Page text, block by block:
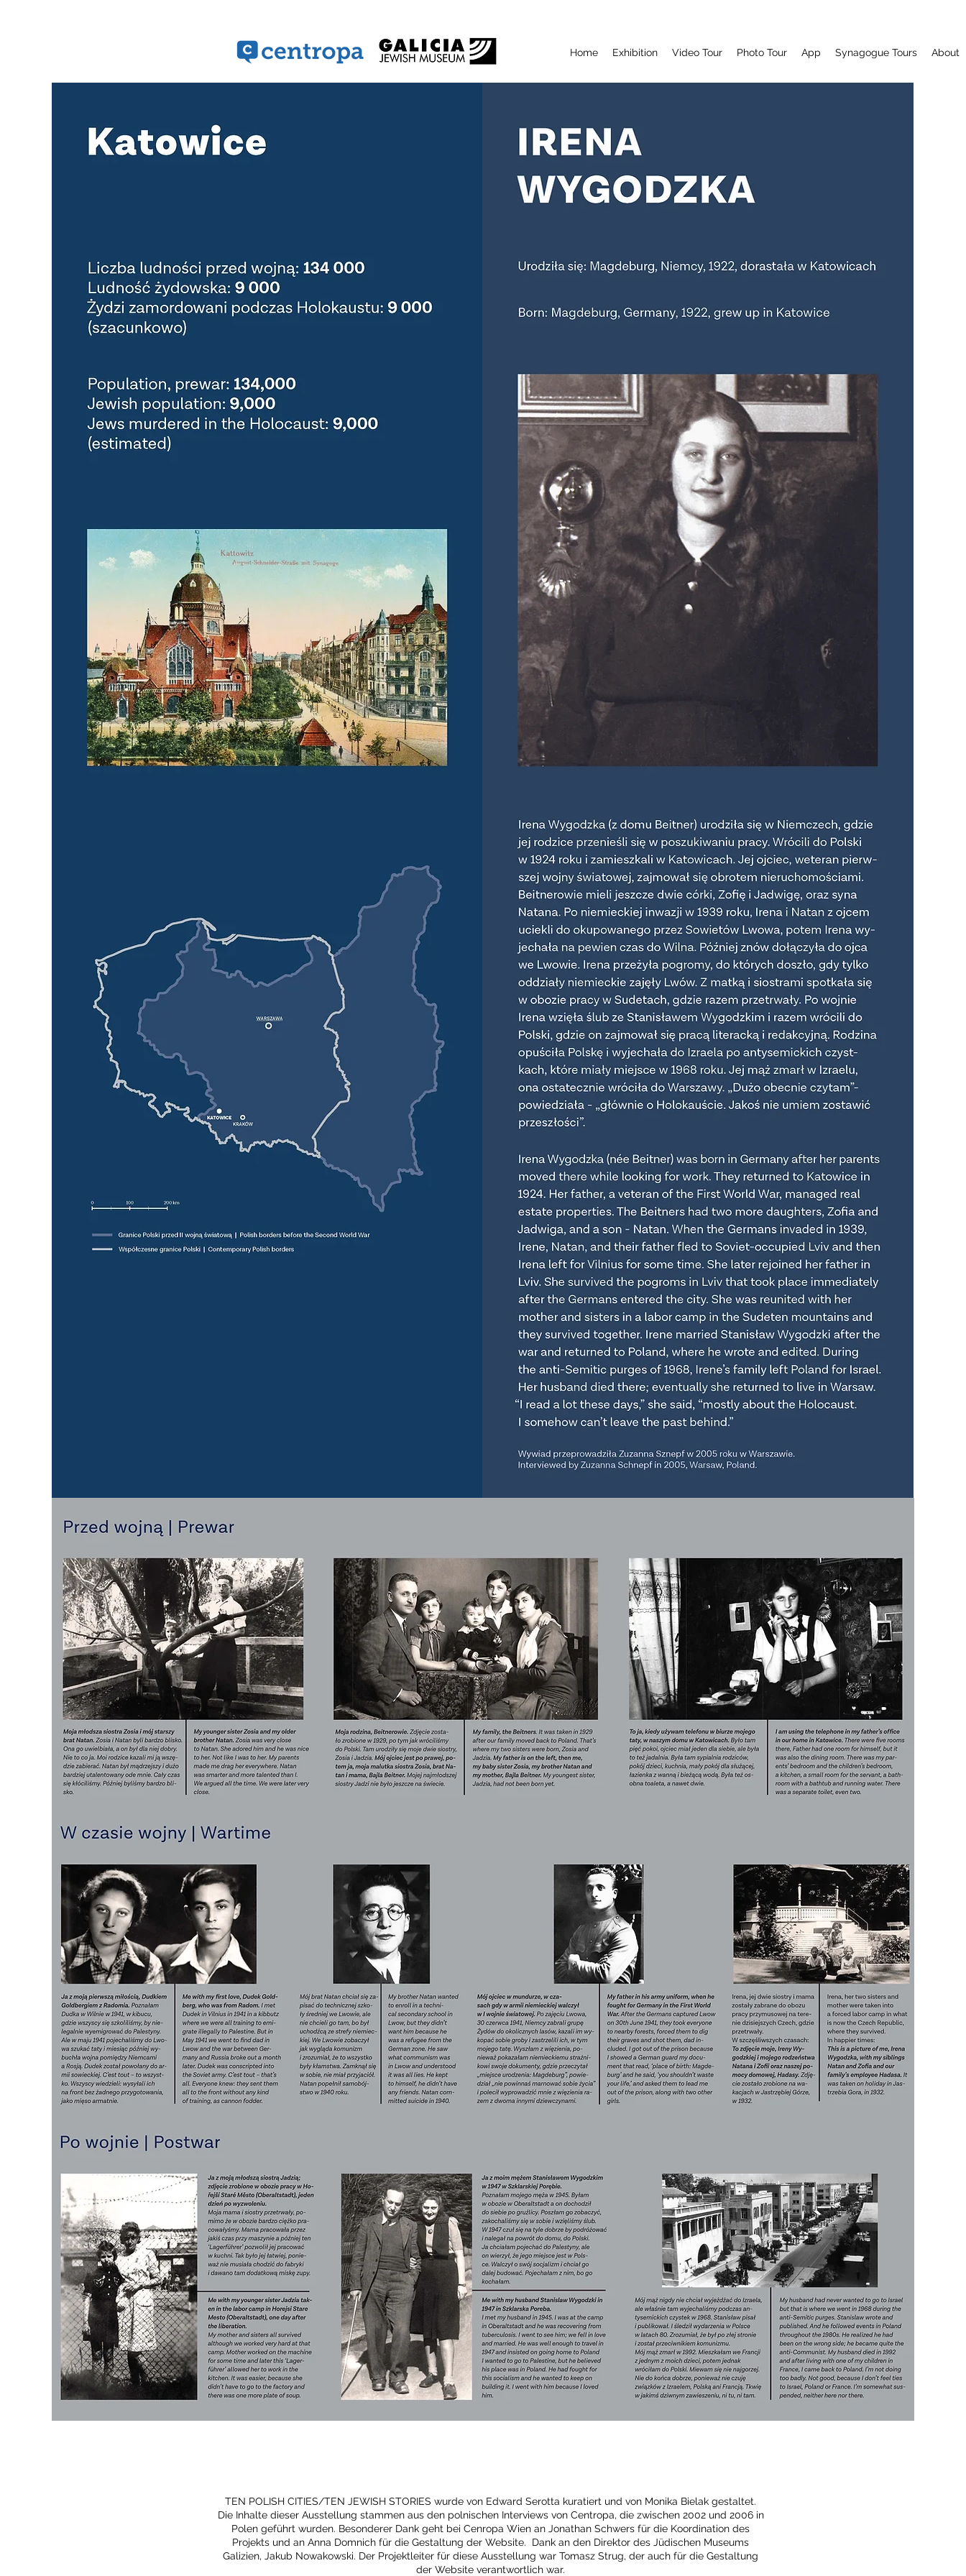
Home Exhibition Video Tour Photo Tour App Synagogue Tours About
TEN POLISH CITIES/TEN JEWISH STORIES wurde von Edward Serotta kuratiert und von Monika Bielak gestaltet.
Die Inhalte dieser Ausstellung stammen aus den polnischen Interviews von Centropa, die zwischen 2002 und 2006 in
Polen geführt wurden. Besonderer Dank geht bei Cenropa Wien an Jonathan Schwers für die Koordination des
Projekts und an Anna Domnich für die Gestaltung der Website. Dank an den Direktor des Jüdischen Museums
Galizien, Jakub Nowakowski. Der Projektleiter für diese Ausstellung war Tomasz Strug, der auch für die Gestaltung
der Website verantwortlich war.